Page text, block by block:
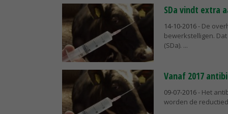
SDa vindt extra
14-10-2016- De
bewerkstelligen.
(SDa).
Vanaf 2017
09-07-2016- Het
worden de